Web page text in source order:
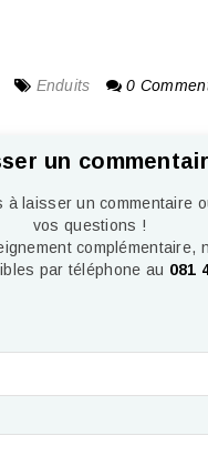
Enduits 0
un
à laisser un commentaire
vos questions !
complémentaire,
par téléphone au 081